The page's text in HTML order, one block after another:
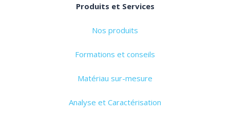
Produits et Services
Nos produits
Formations et conseils
Matériau sur-mesure
Analyse et Caractérisation